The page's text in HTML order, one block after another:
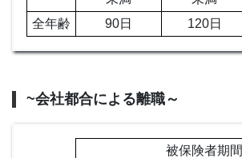
全年齢 90日 120日
~会社都合による離職～
被保険者期間